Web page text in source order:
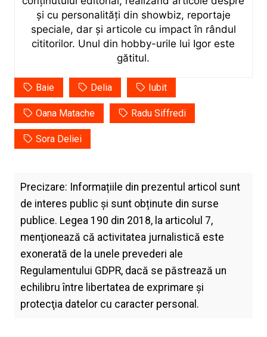
și cu personalități din showbiz, reportaje
speciale, dar și articole cu impact în rândul
cititorilor. Unul din hobby-urile lui Igor este
gătitul.
Baie Delia Iubit
Oana Matache Radu Siffredi
Sora Deliei
Precizare: Informațiile din prezentul articol sunt
de interes public și sunt obținute din surse
publice. Legea 190 din 2018, la articolul 7,
menţionează că activitatea jurnalistică este
exonerată de la unele prevederi ale
Regulamentului GDPR, dacă se păstrează un
echilibru între libertatea de exprimare şi
protecţia datelor cu caracter personal.